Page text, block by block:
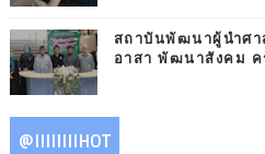
สถาบันพัฒนาผู้นำศา
อาสา พัฒนาสังคม ค
@IIIIIIIIHOT